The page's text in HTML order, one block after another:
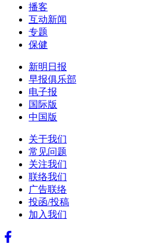
播客
互动新闻
专题
保健
新明日报
早报俱乐部
电子报
国际版
中国版
关于我们
常见问题
关注我们
联络我们
广告联络
投函/投稿
加入我们